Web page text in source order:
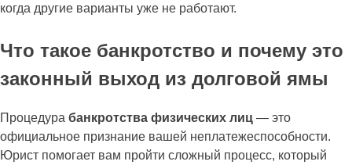
когда другие варианты уже не работают.
Что такое банкротство и почему это
законный выход из долговой ямы
Процедура банкротства физических лиц — это
официальное признание вашей неплатежеспособности.
Юрист помогает вам пройти сложный процесс, который